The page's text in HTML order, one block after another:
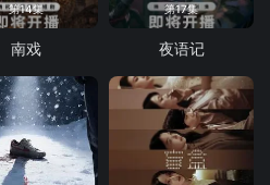
第14集
南戏
第17集
夜语记